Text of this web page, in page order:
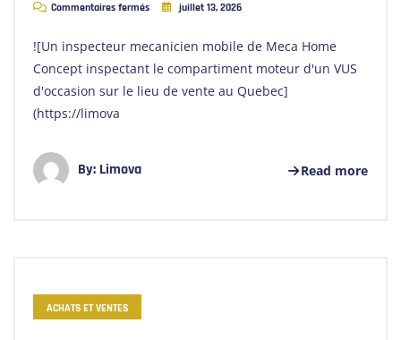
Commentaires fermés juillet 13, 2026
![Un inspecteur mecanicien mobile de Meca Home
Concept inspectant le compartiment moteur d'un VUS
d'occasion sur le lieu de vente au Quebec]
(https://limova
By: Limova Read more
ACHATS ET VENTES